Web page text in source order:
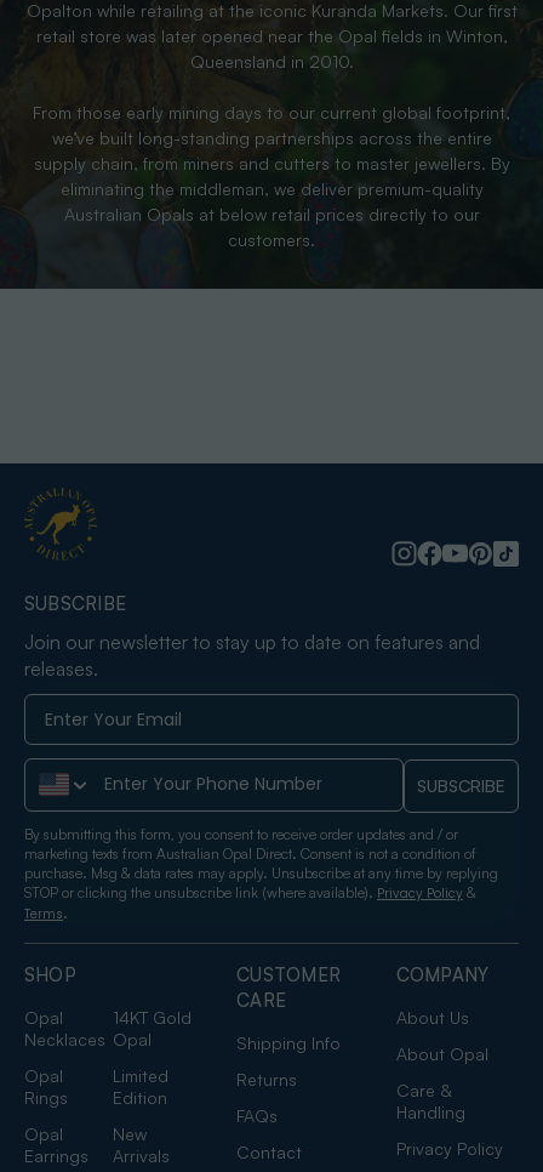
Opalton while retailing at the iconic Kuranda Markets. Our first
retail store was later opened near the Opal fields in Winton,
Queensland in 2010.
From those early mining days to our current global footprint,
we’ve built long-standing partnerships across the entire
supply chain, from miners and cutters to master jewellers. By
eliminating the middleman, we deliver premium-quality
Australian Opals at below retail prices directly to our
customers.
SHOP
Opal
Necklaces
14KT Gold
Opal
Opal
Rings
Limited
Edition
Opal
Earrings
New
Arrivals
CUSTOMER
CARE
Shipping Info
Returns
FAQs
Contact
COMPANY
About Us
About Opal
Care &
Handling
Privacy Policy
SUBSCRIBE
Join our newsletter to stay up to date on features and
releases.
Phone Number SUBSCRIBE
By submitting this form, you consent to receive order updates and / or
marketing texts from Australian Opal Direct. Consent is not a condition of
purchase. Msg & data rates may apply. Unsubscribe at any time by replying
STOP or clicking the unsubscribe link (where available). Privacy Policy &
Terms.